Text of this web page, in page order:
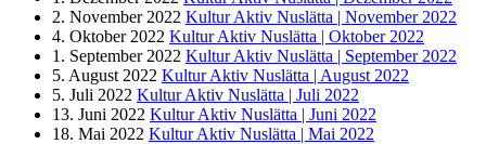
2. November 2022 Kultur Aktiv Nuslätta | November 2022
4. Oktober 2022 Kultur Aktiv Nuslätta | Oktober 2022
1. September 2022 Kultur Aktiv Nuslätta | September 2022
5. August 2022 Kultur Aktiv Nuslätta | August 2022
5. Juli 2022 Kultur Aktiv Nuslätta | Juli 2022
13. Juni 2022 Kultur Aktiv Nuslätta | Juni 2022
18. Mai 2022 Kultur Aktiv Nuslätta | Mai 2022